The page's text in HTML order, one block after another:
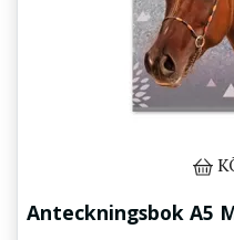
Anteckningsbok A5